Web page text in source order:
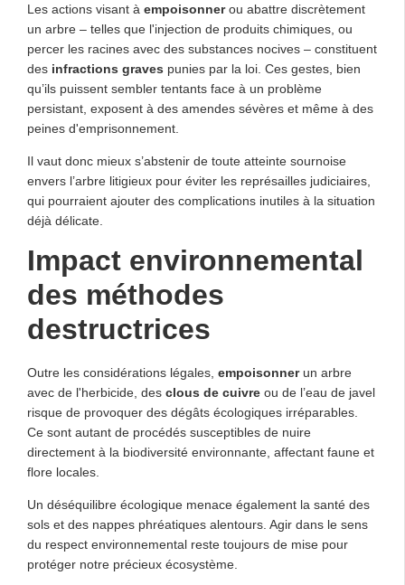
Les actions visant à empoisonnerou abattre discrètement
un arbre – telles que l'injection de produits chimiques, ou
percer les racines avec des substances nocives – constituent
des infractions graves punies par la loi. Ces gestes, bien
qu’ils puissent sembler tentants face à un problème
persistant, exposent à des amendes sévères et même à des
peines d'emprisonnement.
Il vaut donc mieux s’abstenir de toute atteinte sournoise
envers l’arbre litigieux pour éviter les représailles judiciaires,
qui pourraient ajouter des complications inutiles à la situation
déjà délicate.
Impact environnemental
des méthodes
destructrices
Outre les considérations légales, empoisonnerun arbre
avec de l'herbicide, des clous de cuivre ou de l’eau de javel
risque de provoquer des dégâts écologiques irréparables.
Ce sont autant de procédés susceptibles de nuire
directement à la biodiversité environnante, affectant faune et
flore locales.
Un déséquilibre écologique menace également la santé des
sols et des nappes phréatiques alentours. Agir dans le sens
du respect environnemental reste toujours de mise pour
protéger notre précieux écosystème.